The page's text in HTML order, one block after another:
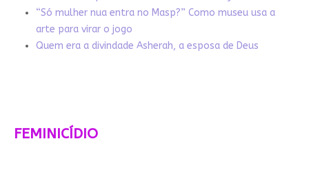
“Só mulher nua entra no Masp?” Como museu usa a
arte para virar o jogo
Quem era a divindade Asherah, a esposa de Deus
FEMINICÍDIO